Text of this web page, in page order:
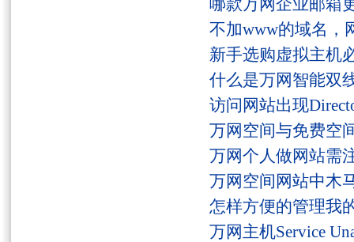
哪款万网企业邮箱
不加www的域名，
新手选购虚拟主机
什么是万网智能双
访问网站出现
万网空间与免费空
万网个人做网站需
万网空间网站中木
怎样方便的管理我
万网主机Service